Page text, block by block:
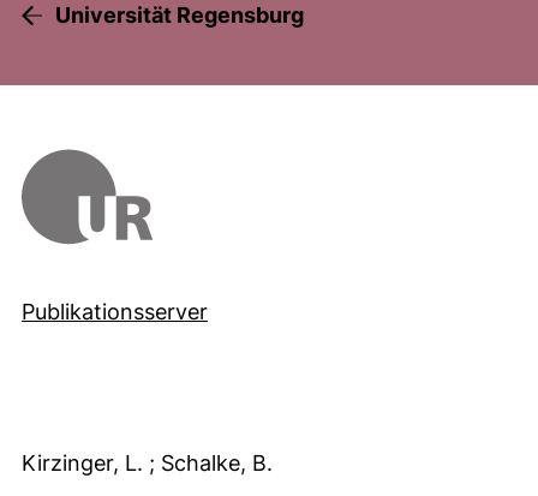
Universität Regensburg
Publikationsserver
Kirzinger, L. ; Schalke, B.